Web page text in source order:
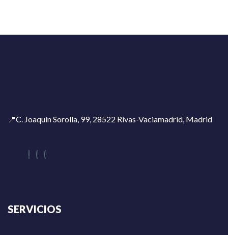
📍C. Joaquín Sorolla, 99, 28522 Rivas-Vaciamadrid, Madrid
SERVICIOS